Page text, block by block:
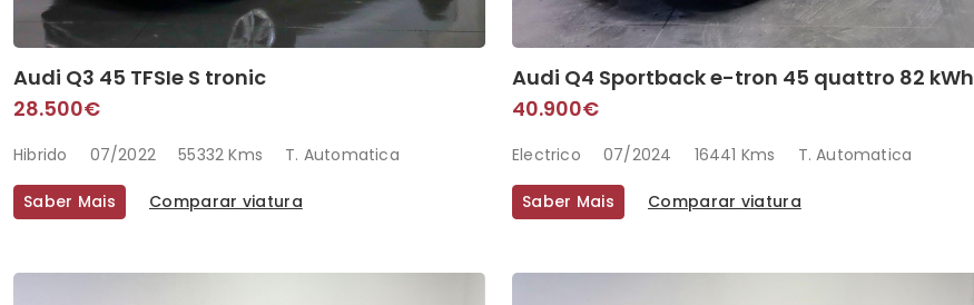
Audi Q3 45 TFSIe S tronic
28.500€
Hibrido 07/2022 55332 Kms T. Automatica
Saber Mais Comparar viatura
Audi Q4 Sportback e-tron 45 quattro 82 kWh
40.900€
Electrico 07/2024 16441 Kms T. Automatica
Saber Mais Comparar viatura